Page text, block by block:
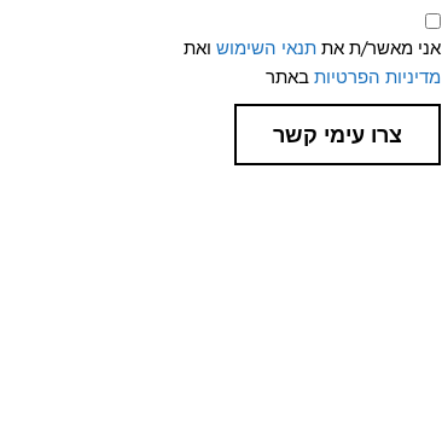
תנאי
שימוש
ומדיניות
פרטיות
אני מאשר/ת אתתנאי השימוש ואת
מדיניות הפרטיות באתר
צרו עימי קשר